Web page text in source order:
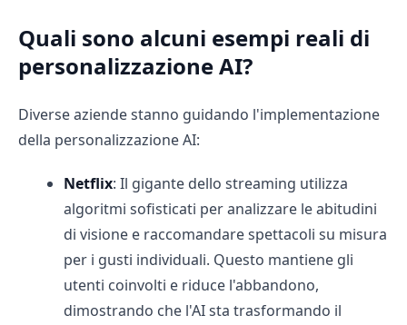
Quali sono alcuni esempi reali di
personalizzazione AI?
Diverse aziende stanno guidando l'implementazione
della personalizzazione AI:
Netflix: Il gigante dello streaming utilizza
algoritmi sofisticati per analizzare le abitudini
di visione e raccomandare spettacoli su misura
per i gusti individuali. Questo mantiene gli
utenti coinvolti e riduce l'abbandono,
dimostrando che l'AI sta trasformando il